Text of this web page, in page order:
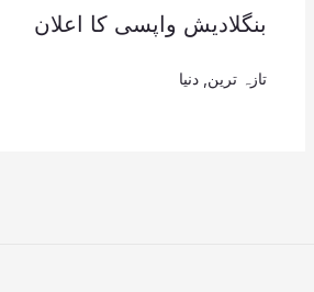
بنگلادیش واپسی کا اعلان
تازہ ترین دنیا